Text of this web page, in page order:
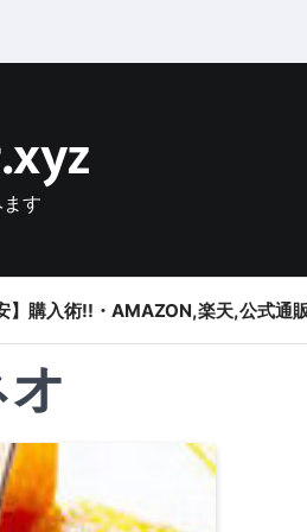
す
】購入術!!・AMAZON,楽天,公式通